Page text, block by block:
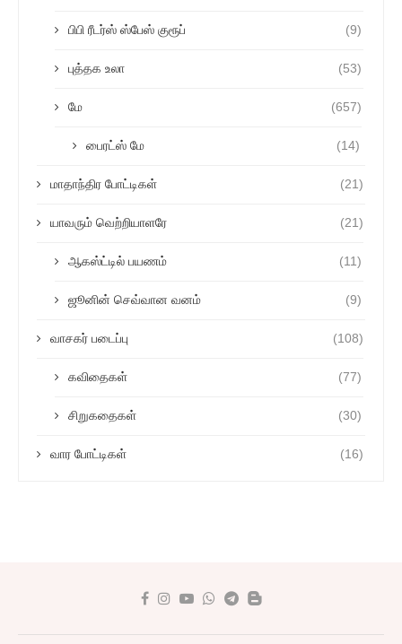
பிபி ரீடர்ஸ் ஸ்பேஸ் குரூப் (9)
புத்தக உலா (53)
மே (657)
பைரட்ஸ் மே (14)
மாதாந்திர போட்டிகள் (21)
யாவரும் வெற்றியாளரே (21)
ஆகஸ்ட்டில் பயணம் (11)
ஜூனின் செவ்வான வனம் (9)
வாசகர் படைப்பு (108)
கவிதைகள் (77)
சிறுகதைகள் (30)
வார போட்டிகள் (16)